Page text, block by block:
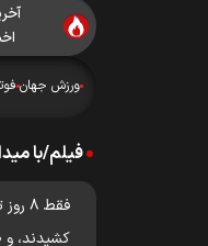
ورزش جهان
فیلم/با میدان تا جام؛ ۸
کشیدند، و طرف